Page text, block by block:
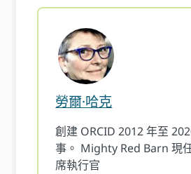
勞爾·哈克
創建 ORCID 2012 年至
事。 Mighty Red Barn 現
席執行官